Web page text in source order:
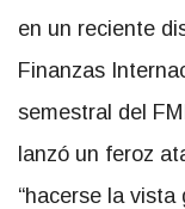
en un reciente
Finanzas
semestral del
lanzó un feroz
“hacerse la